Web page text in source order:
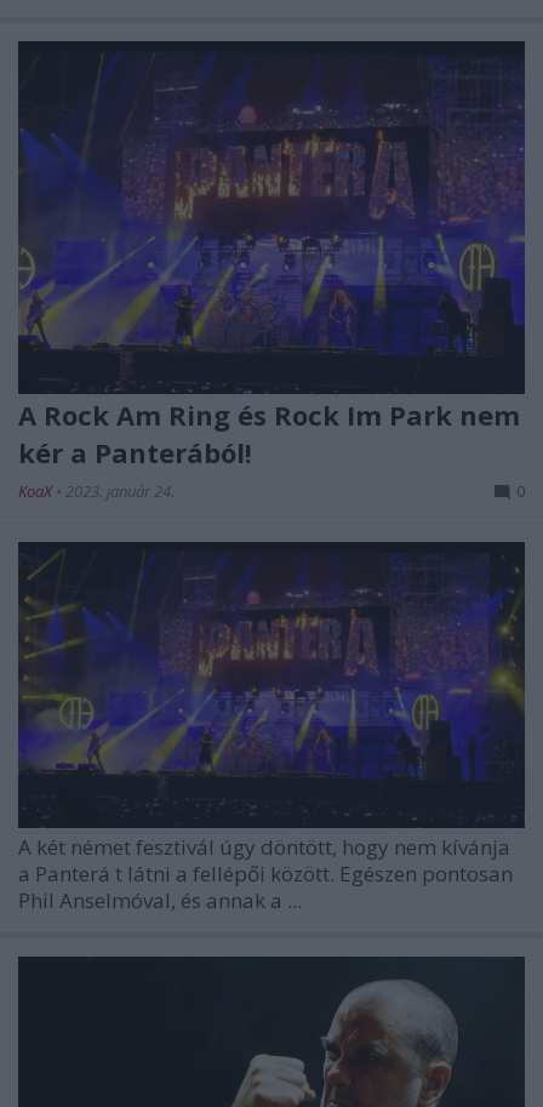
A Rock Am Ring és Rock Im Park nem
kér a Panterából!
KoaX • 2023. január 24. 0
A két német fesztivál úgy döntött, hogy nem kívánja
a Panterá t látni a fellépői között. Egészen pontosan
Phil Anselmóval, és annak a ...